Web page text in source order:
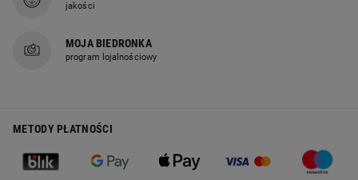
jakości
MOJA BIEDRONKA
program lojalnościowy
METODY PŁATNOŚCI